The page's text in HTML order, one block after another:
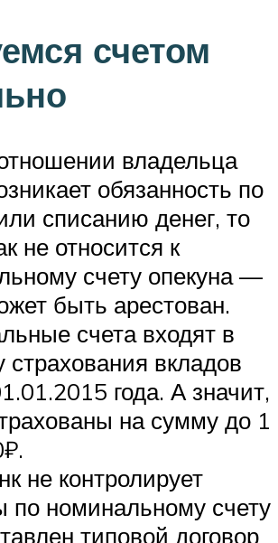
счетом
владельца
обязанность по
списанию денег, то
не относится к
счету опекуна —
быть арестован.
счета входят в
страхования вкладов
года. А значит,
на сумму до 1
не контролирует
по номинальному счету
типовой договор